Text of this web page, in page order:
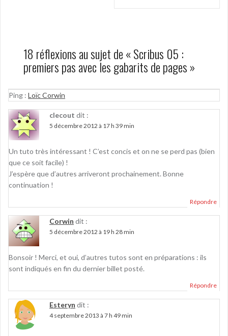
18 réflexions au sujet de «Scribus 05 :
premiers pas avec les gabarits de pages»
Ping : Loïc Corwin
clecout dit :
5 décembre 2012 à 17 h 39 min
Un tuto très intéressant ! C’est concis et on ne se perd pas (bien
que ce soit facile) !
J’espère que d’autres arriveront prochainement. Bonne
continuation !
Répondre
Corwin dit :
5 décembre 2012 à 19 h 28 min
Bonsoir ! Merci, et oui, d’autres tutos sont en préparations : ils
sont indiqués en fin du dernier billet posté.
Répondre
Esteryn dit :
4 septembre 2013 à 7 h 49 min